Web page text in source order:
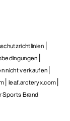
nicht verkaufen
leaf.arcteryx.com
Sports Brand